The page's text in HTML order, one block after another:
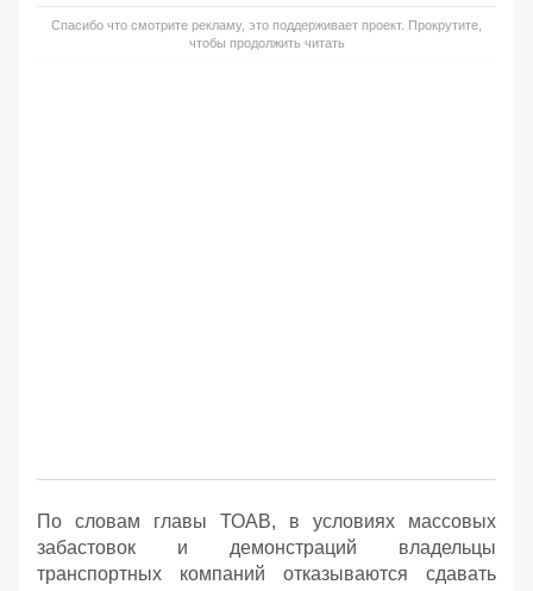
Спасибо что смотрите рекламу, это поддерживает проект. Прокрутите,
чтобы продолжить читать
По словам главы ТОАВ, в условиях массовых
забастовок и демонстраций владельцы
транспортных компаний отказываются сдавать